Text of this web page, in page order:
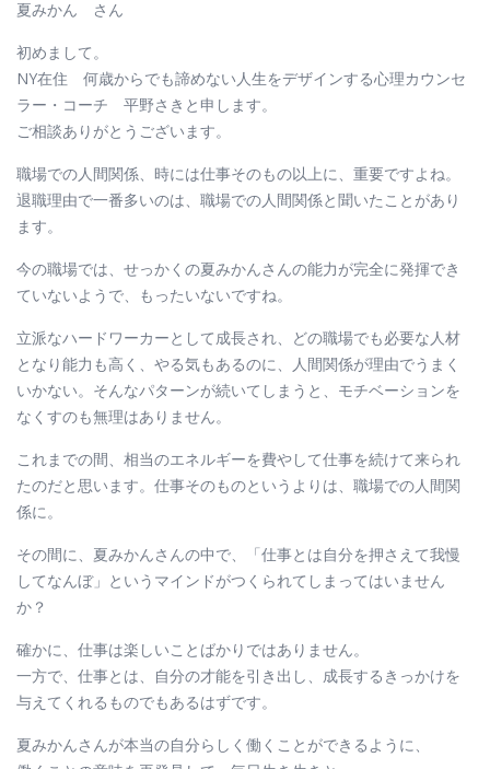
夏みかん さん
初めまして。
NY在住 何歳からでも諦めない人生をデザインする心理カウンセ
ラー・コーチ 平野さきと申します。
ご相談ありがとうございます。
職場での人間関係、時には仕事そのもの以上に、重要ですよね。
退職理由で一番多いのは、職場での人間関係と聞いたことがあり
ます。
今の職場では、せっかくの夏みかんさんの能力が完全に発揮でき
ていないようで、もったいないですね。
立派なハードワーカーとして成長され、どの職場でも必要な人材
となり能力も高く、やる気もあるのに、人間関係が理由でうまく
いかない。そんなパターンが続いてしまうと、モチベーションを
なくすのも無理はありません。
これまでの間、相当のエネルギーを費やして仕事を続けて来られ
たのだと思います。仕事そのものというよりは、職場での人間関
係に。
その間に、夏みかんさんの中で、「仕事とは自分を押さえて我慢
してなんぼ」というマインドがつくられてしまってはいません
か？
確かに、仕事は楽しいことばかりではありません。
一方で、仕事とは、自分の才能を引き出し、成長するきっかけを
与えてくれるものでもあるはずです。
夏みかんさんが本当の自分らしく働くことができるように、